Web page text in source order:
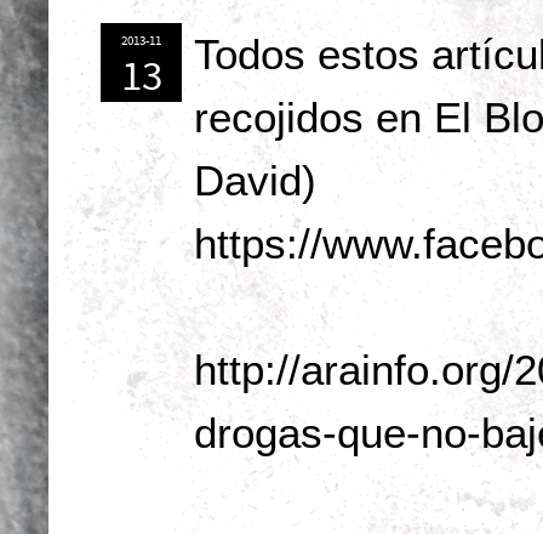
2013-11
13
Todos estos
recojidos en El
David)
https://
http://arainfo.org/
drogas-que-no-